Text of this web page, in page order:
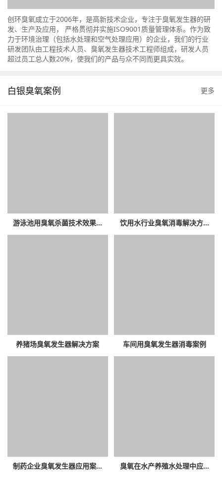
创环臭氧成立于2006年，是高新技术企业，专注于臭氧发生器的研
发、生产及应用， 严格贯彻并实施ISO9001质量管理体系。作为致
力于环境治理（包括水处理和空气处理应用）的企业，我们的行业
研发团队由工程技术人员、臭氧发生器技术工程师组成，研发人员
超过员工总人数20%，使我们的产品与众不同而更具实效。
白银臭氧案例 更多
游泳池用臭氧杀菌技术效果... 饮用水行业臭氧消毒解决方...
养猪场臭氧发生器解决方案 车间用臭氧发生器消毒案例
制药企业臭氧发生器应用案... 臭氧在水产养殖水处理中应...